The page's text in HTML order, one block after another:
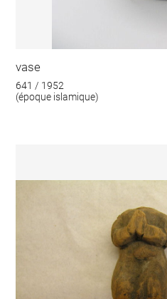
vase
641 / 1952
(époque islamique)